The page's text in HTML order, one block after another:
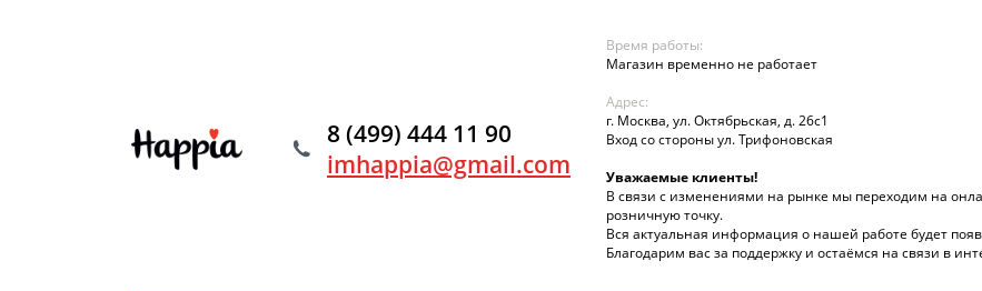
8 (499) 444 11 90
imhappia@gmail.com
Время работы:
Магазин временно не работает
Адрес:
г. Москва, ул. Октябрьская, д. 26с1
Вход со стороны ул. Трифоновская
Уважаемые клиенты!
В связи с изменениями на рынке мы переходим на
розничную точку.
Вся актуальная информация о нашей работе будет
Благодарим вас за поддержку и остаёмся на связи в